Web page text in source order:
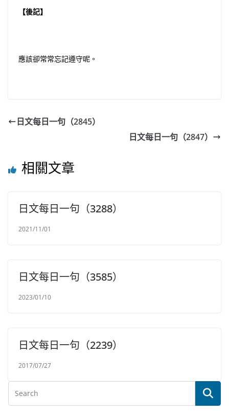
【後記】
應該卻常常忘記遵守呢。
日文每日一句（2845）
日文每日一句（2847）
相關文章
日文每日一句（3288）
2021/11/01
日文每日一句（3585）
2023/01/10
日文每日一句（2239）
2017/07/27